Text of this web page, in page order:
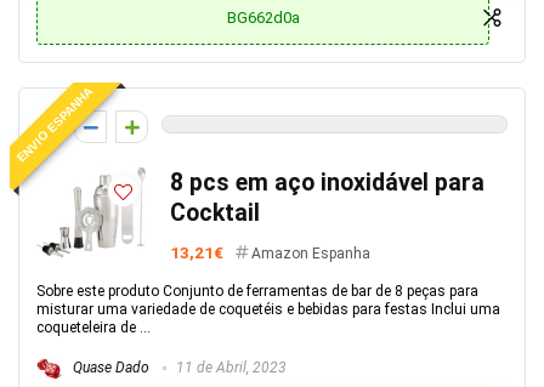
BG662d0a
ENVIO ESPANHA
0
8 pcs em aço inoxidável para
Cocktail
13,21€ Amazon Espanha
Sobre este produto Conjunto de ferramentas de bar de 8 peças para
misturar uma variedade de coquetéis e bebidas para festas Inclui uma
coqueteleira de ...
Quase Dado 11 de Abril, 2023